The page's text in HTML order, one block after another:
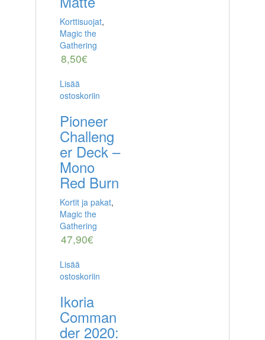
Korttisuojat,
Magic the
Gathering
8,50€
Lisää
ostoskoriin
Pioneer
Challeng
er Deck –
Mono
Red Burn
Kortit ja pakat,
Magic the
Gathering
47,90€
Lisää
ostoskoriin
Ikoria
Comman
der 2020: